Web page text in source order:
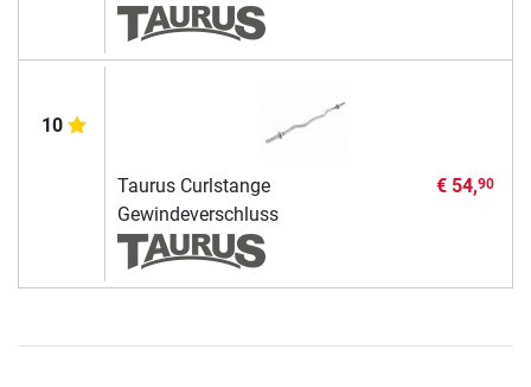
10
Taurus Curlstange
Gewindeverschluss
€ 54,90